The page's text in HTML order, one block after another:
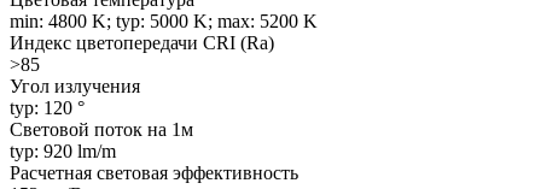
min: 4800 K; typ: 5000 K; max: 5200 K
Индекс цветопередачи CRI (Ra)
>85
Угол излучения
typ: 120 °
Световой поток на 1м
typ: 920 lm/m
Расчетная световая эффективность